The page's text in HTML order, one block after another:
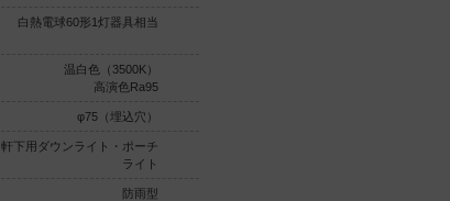
白熱電球60形1灯器具相当
温白色（3500K）
高演色Ra95
φ75（埋込穴）
軒下用ダウンライト・ポーチ
ライト
防雨型